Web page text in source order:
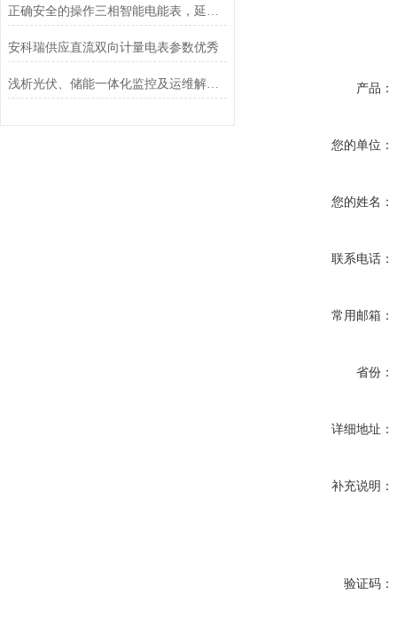
正确安全的操作三相智能电能表，延长使用寿命
安科瑞供应直流双向计量电表参数优秀
浅析光伏、储能一体化监控及运维解决方案 产品：
您的单位：
您的姓名：
联系电话：
常用邮箱：
省份：
详细地址：
补充说明：
验证码：